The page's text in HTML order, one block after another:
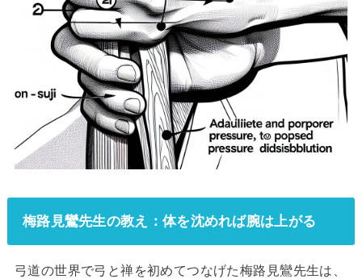
梅路見鸞先生の教え：体を沈めれば腕は上がる
弓道の世界で弓と禅を初めてつなげた梅路見鸞先生は、